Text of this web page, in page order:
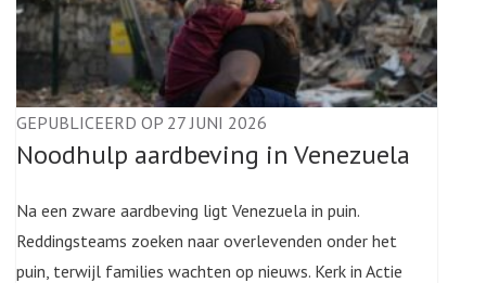
GEPUBLICEERD OP 27 JUNI 2026
Noodhulp aardbeving in Venezuela
Na een zware aardbeving ligt Venezuela in puin.
Reddingsteams zoeken naar overlevenden onder het
puin, terwijl families wachten op nieuws. Kerk in Actie